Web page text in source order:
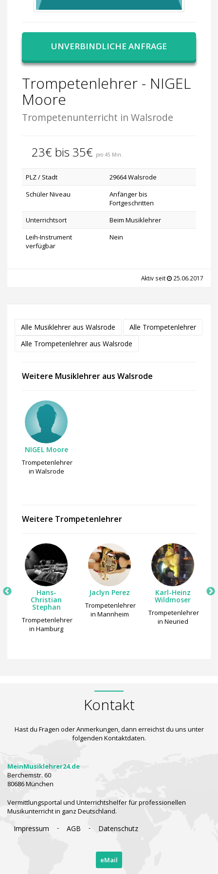
UNVERBINDLICHE ANFRAGE
Trompetenlehrer - NIGEL
Moore
Trompetenunterricht in Walsrode
23€ bis 35€ pro 45 Min.
PLZ / Stadt
29664 Walsrode
Schüler Niveau
Anfänger bis
Fortgeschritten
Unterrichtsort
Beim Musiklehrer
Leih-Instrument
verfügbar
Nein
Aktiv seit 25.06.2017
Alle Musiklehrer aus Walsrode
Alle Trompetenlehrer
Alle Trompetenlehrer aus Walsrode
Weitere Musiklehrer aus Walsrode
NIGEL Moore
Trompetenlehrer
in Walsrode
Weitere Trompetenlehrer
Hans-
Christian
Stephan
Trompetenlehrer
in Hamburg
Jaclyn Perez
Trompetenlehrer
in Mannheim
Karl-Heinz
Wildmoser
Trompetenlehrer
in Neuried
Kontakt
Hast du Fragen oder Anmerkungen, dann erreichst du uns unter
folgenden Kontaktdaten.
MeinMusiklehrer24.de
Berchemstr. 60
80686 München
Vermittlungsportal und Unterrichtshelfer für professionellen
Musikunterricht in ganz Deutschland.
Impressum - AGB - Datenschutz
eMail